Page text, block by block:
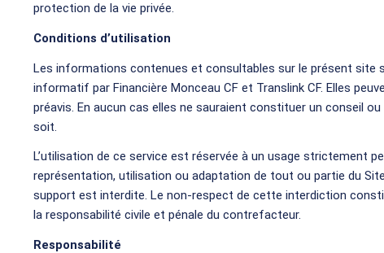
protection de la vie privée.
Conditions d’utilisation
Les informations contenues et consultables sur le présent
informatif par Financière Monceau CF et Translink CF. Elles
préavis. En aucun cas elles ne sauraient constituer un conseil
soit.
L’utilisation de ce service est réservée à un usage strictement
représentation, utilisation ou adaptation de tout ou partie du
support est interdite. Le non-respect de cette interdiction
la responsabilité civile et pénale du contrefacteur.
Responsabilité